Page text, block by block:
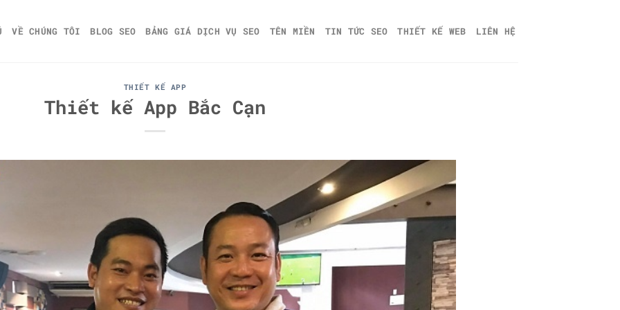
VỀ CHÚNG TÔI BLOG SEO BẢNG GIÁ DỊCH VỤ SEO TÊN MIỀN TIN TỨC SEO THIẾT KẾ WEB LIÊN HỆ
THIẾT KẾ APP
Thiết kế App Bắc Cạn